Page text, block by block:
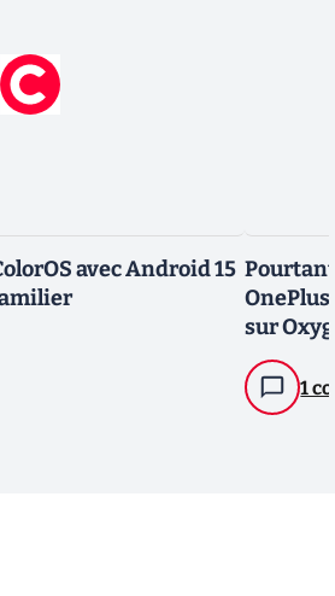
avec Android 15 Pourtant
sur
1